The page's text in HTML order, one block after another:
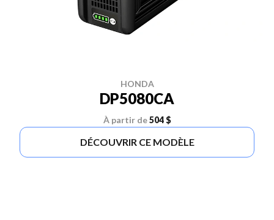
HONDA
DP5080CA
À partir de 504 $
DÉCOUVRIR CE MODÈLE